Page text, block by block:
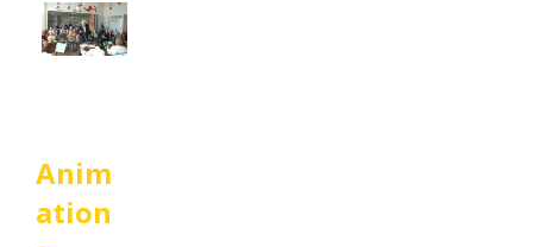
Anim
ation